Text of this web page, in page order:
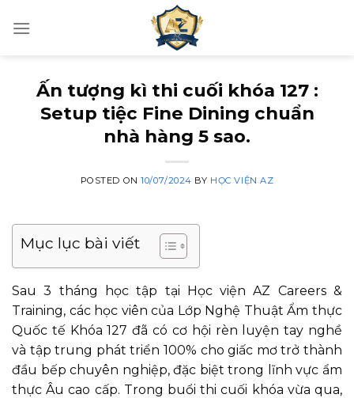
Ấn tượng kì thi cuối khóa 127 :
Setup tiệc Fine Dining chuẩn
nhà hàng 5 sao.
POSTED ON10/07/2024 BY HỌC VIỆN AZ
Mục lục bài viết
Sau 3 tháng học tập tại Học viện AZ Careers &
Training, các học viên của Lớp Nghệ Thuật Ẩm thực
Quốc tế Khóa 127 đã có cơ hội rèn luyện tay nghề
và tập trung phát triển 100% cho giấc mơ trở thành
đầu bếp chuyên nghiệp, đặc biệt trong lĩnh vực ẩm
thực Âu cao cấp. Trong buổi thi cuối khóa vừa qua,